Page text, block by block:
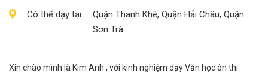
Có thể dạy tại:
Quận Thanh Khê, Quận Hải Châu, Quận
Sơn Trà
Xin chào mình là Kim Anh , với kinh nghiệm dạy Văn học ôn thi